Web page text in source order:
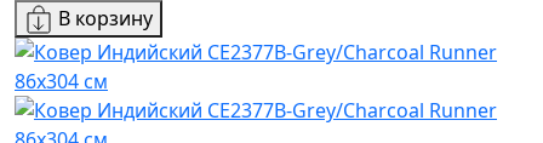
В корзину